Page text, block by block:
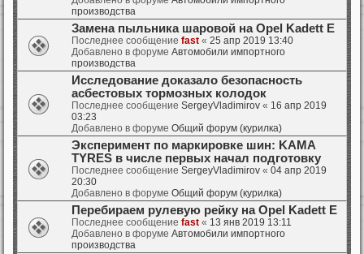
производства
Замена пыльника шаровой на Opel Kadett E
Последнее сообщение fast « 25 апр 2019 13:40
Добавлено в форуме Автомобили импортного
производства
Исследование доказало безопасность
асбестовых тормозных колодок
Последнее сообщение SergeyVladimirov « 16 апр 2019
03:23
Добавлено в форуме Общий форум (курилка)
Эксперимент по маркировке шин: KAMA
TYRES в числе первых начал подготовку
Последнее сообщение SergeyVladimirov « 04 апр 2019
20:30
Добавлено в форуме Общий форум (курилка)
Перебираем рулевую рейку на Opel Kadett E
Последнее сообщение fast « 13 янв 2019 13:11
Добавлено в форуме Автомобили импортного
производства